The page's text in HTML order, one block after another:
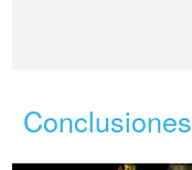
Conclusiones